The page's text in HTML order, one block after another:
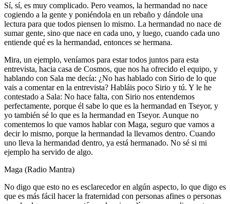
Sí, sí, es muy complicado. Pero veamos, la hermandad no nace
cogiendo a la gente y poniéndola en un rebaño y dándole una
lectura para que todos piensen lo mismo. La hermandad no nace de
sumar gente, sino que nace en cada uno, y luego, cuando cada uno
entiende qué es la hermandad, entonces se hermana.
Mira, un ejemplo, veníamos para estar todos juntos para esta
entrevista, hacia casa de Cosmos, que nos ha ofrecido el equipo, y
hablando con Sala me decía: ¿No has hablado con Sirio de lo que
vais a comentar en la entrevista? Habláis poco Sirio y tú. Y le he
contestado a Sala: No hace falta, con Sirio nos entendemos
perfectamente, porque él sabe lo que es la hermandad en Tseyor, y
yo también sé lo que es la hermandad en Tseyor. Aunque no
comentemos lo que vamos hablar con Maga, seguro que vamos a
decir lo mismo, porque la hermandad la llevamos dentro. Cuando
uno lleva la hermandad dentro, ya está hermanado. No sé si mi
ejemplo ha servido de algo.
Maga (Radio Mantra)
No digo que esto no es esclarecedor en algún aspecto, lo que digo es
que es más fácil hacer la fraternidad con personas afines o personas